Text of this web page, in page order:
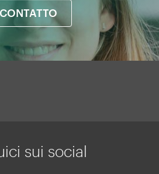
CONTATTO
sui social